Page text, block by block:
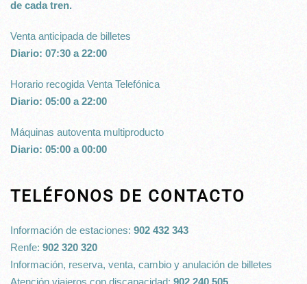
de cada tren.
Venta anticipada de billetes
Diario: 07:30 a 22:00
Horario recogida Venta Telefónica
Diario: 05:00 a 22:00
Máquinas autoventa multiproducto
Diario: 05:00 a 00:00
TELÉFONOS DE CONTACTO
Información de estaciones: 902 432 343
Renfe: 902 320 320
Información, reserva, venta, cambio y anulación de billetes